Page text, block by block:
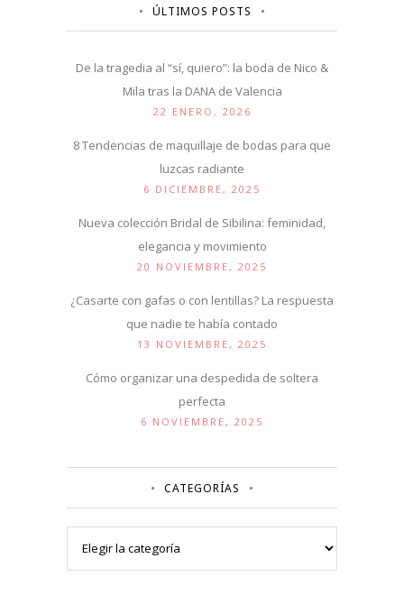
ÚLTIMOS POSTS
De la tragedia al “sí, quiero”: la boda de Nico &
Mila tras la DANA de Valencia
22 ENERO, 2026
8 Tendencias de maquillaje de bodas para que
luzcas radiante
6 DICIEMBRE, 2025
Nueva colección Bridal de Sibilina: feminidad,
elegancia y movimiento
20 NOVIEMBRE, 2025
¿Casarte con gafas o con lentillas? La respuesta
que nadie te había contado
13 NOVIEMBRE, 2025
Cómo organizar una despedida de soltera
perfecta
6 NOVIEMBRE, 2025
CATEGORÍAS